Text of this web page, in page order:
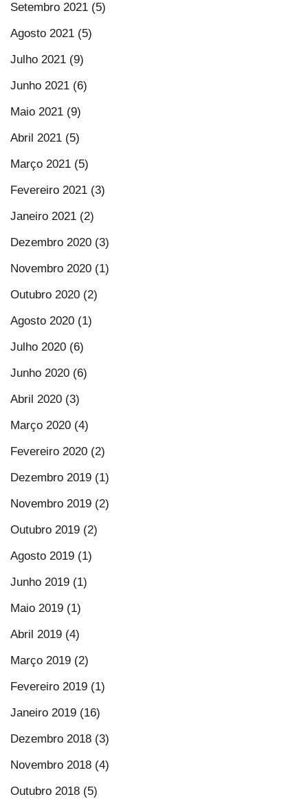
Setembro 2021 (5)
Agosto 2021 (5)
Julho 2021 (9)
Junho 2021 (6)
Maio 2021 (9)
Abril 2021 (5)
Março 2021 (5)
Fevereiro 2021 (3)
Janeiro 2021 (2)
Dezembro 2020 (3)
Novembro 2020 (1)
Outubro 2020 (2)
Agosto 2020 (1)
Julho 2020 (6)
Junho 2020 (6)
Abril 2020 (3)
Março 2020 (4)
Fevereiro 2020 (2)
Dezembro 2019 (1)
Novembro 2019 (2)
Outubro 2019 (2)
Agosto 2019 (1)
Junho 2019 (1)
Maio 2019 (1)
Abril 2019 (4)
Março 2019 (2)
Fevereiro 2019 (1)
Janeiro 2019 (16)
Dezembro 2018 (3)
Novembro 2018 (4)
Outubro 2018 (5)